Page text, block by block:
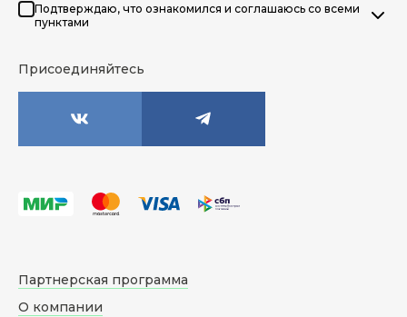
Подтверждаю, что ознакомился и соглашаюсь со всеми
пунктами
Присоединяйтесь
Партнерская программа
О компании